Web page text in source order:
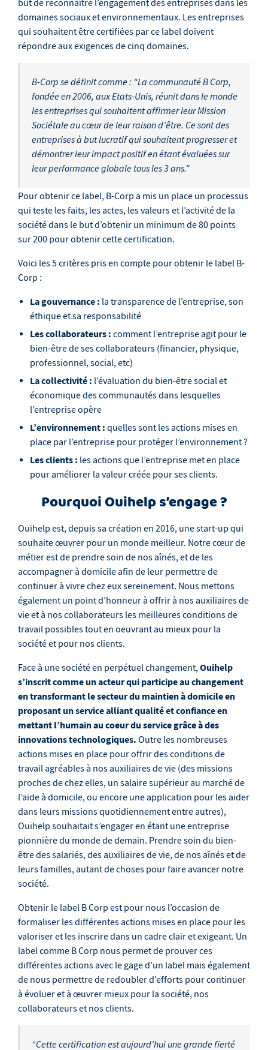
but de reconnaître l’engagement des entreprises dans les
domaines sociaux et environnementaux. Les entreprises
qui souhaitent être certifiées par ce label doivent
répondre aux exigences de cinq domaines.
B-Corp se définit comme : “La communauté B Corp,
fondée en 2006, aux Etats-Unis, réunit dans le monde
les entreprises qui souhaitent affirmer leur Mission
Sociétale au cœur de leur raison d’être. Ce sont des
entreprises à but lucratif qui souhaitent progresser et
démontrer leur impact positif en étant évaluées sur
leur performance globale tous les 3 ans.”
Pour obtenir ce label, B-Corp a mis un place un processus
qui teste les faits, les actes, les valeurs et l’activité de la
société dans le but d’obtenir un minimum de 80 points
sur 200 pour obtenir cette certification.
Voici les 5 critères pris en compte pour obtenir le label B-
Corp :
La gouvernance : la transparence de l’entreprise, son
éthique et sa responsabilité
Les collaborateurs : comment l’entreprise agit pour le
bien-être de ses collaborateurs (financier, physique,
professionnel, social, etc)
La collectivité : l’évaluation du bien-être social et
économique des communautés dans lesquelles
l’entreprise opère
L’environnement : quelles sont les actions mises en
place par l’entreprise pour protéger l’environnement ?
Les clients : les actions que l’entreprise met en place
pour améliorer la valeur créée pour ses clients.
Pourquoi Ouihelp s’engage ?
Ouihelp est, depuis sa création en 2016, une start-up qui
souhaite œuvrer pour un monde meilleur. Notre cœur de
métier est de prendre soin de nos aînés, et de les
accompagner à domicile afin de leur permettre de
continuer à vivre chez eux sereinement. Nous mettons
également un point d’honneur à offrir à nos auxiliaires de
vie et à nos collaborateurs les meilleures conditions de
travail possibles tout en oeuvrant au mieux pour la
société et pour nos clients.
Face à une société en perpétuel changement,Ouihelp
s’inscrit comme un acteur qui participe au changement
en transformant le secteur du maintien à domicile en
proposant un service alliant qualité et confiance en
mettant l’humain au coeur du service grâce à des
innovations technologiques. Outre les nombreuses
actions mises en place pour offrir des conditions de
travail agréables à nos auxiliaires de vie (des missions
proches de chez elles, un salaire supérieur au marché de
l’aide à domicile, ou encore une application pour les aider
dans leurs missions quotidiennement entre autres),
Ouihelp souhaitait s’engager en étant une entreprise
pionnière du monde de demain. Prendre soin du bien-
être des salariés, des auxiliaires de vie, de nos aînés et de
leurs familles, autant de choses pour faire avancer notre
société.
Obtenir le label B Corp est pour nous l’occasion de
formaliser les différentes actions mises en place pour les
valoriser et les inscrire dans un cadre clair et exigeant. Un
label comme B Corp nous permet de prouver ces
différentes actions avec le gage d’un label mais également
de nous permettre de redoubler d’efforts pour continuer
à évoluer et à œuvrer mieux pour la société, nos
collaborateurs et nos clients.
“Cette certification est aujourd’hui une grande fierté